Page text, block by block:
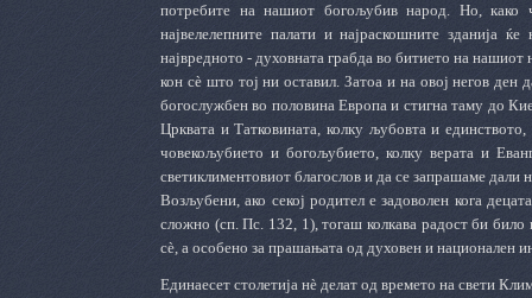
потребите на нашиот богољубив народ. Но,
највелелепните палати и најраскошните зданија
највредното - духовната грабда во битието на
кон сè што тој ни оставил. Затоа и на овој негов ден
богослужбен во половина Европа и стигна таму до
Црквата и Татковината, колку љубовта и
човекољубието и богољубието, колку верата и
светиклиментовиот благослов и да се запрашаме
Возљубени, ако секој родител е задоволен кога
сложно (сп. Пс. 132, 1), тогаш колкава радост би било
сè, а особено за прашањата од духовен и национален
Единаесет столетија нè делат од времето на свети